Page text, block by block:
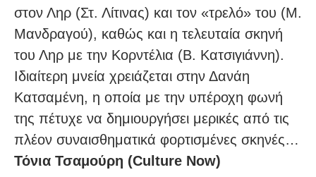
στον Ληρ (Στ. Λίτινας) και τον «τρελό» του (Μ.
Μανδραγού), καθώς και η τελευταία σκηνή
του Ληρ με την Κορντέλια (Β. Κατσιγιάννη).
Ιδιαίτερη μνεία χρειάζεται στην Δανάη
Κατσαμένη, η οποία με την υπέροχη φωνή
της πέτυχε να δημιουργήσει μερικές από τις
πλέον συναισθηματικά φορτισμένες σκηνές…
Τόνια Τσαμούρη (Culture Now)